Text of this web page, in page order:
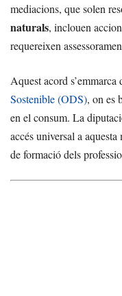
mediacions, que solen
naturals, inclouen
requereixen
Aquest acord s’emmarca
Sostenible (ODS), on es
en el consum. La
accés universal a
de formació dels